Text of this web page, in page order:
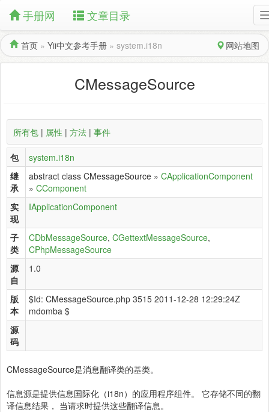
手册网 文章目录
首页 » Yii中文参考手册 » system.i18n 网站地图
CMessageSource
所有包 | 属性 | 方法 | 事件
包
system.i18n
继
承
abstract class CMessageSource » CApplicationComponent
» CComponent
实
现
IApplicationComponent
子
类
CDbMessageSource, CGettextMessageSource,
CPhpMessageSource
源
自
1.0
版
本
$Id: CMessageSource.php 3515 2011-12-28 12:29:24Z
mdomba $
源
码
CMessageSource是消息翻译类的基类。
信息源是提供信息国际化（i18n）的应用程序组件。 它存储不同的翻
译信息结果， 当请求时提供这些翻译信息。